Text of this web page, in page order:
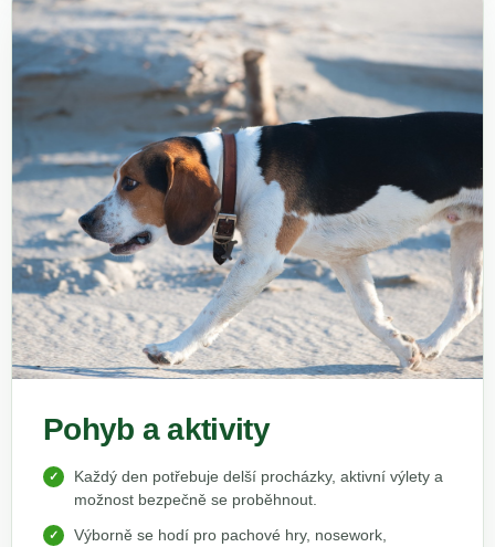
Pohyb a aktivity
Každý den potřebuje delší procházky, aktivní výlety a
možnost bezpečně se proběhnout.
Výborně se hodí pro pachové hry, nosework,